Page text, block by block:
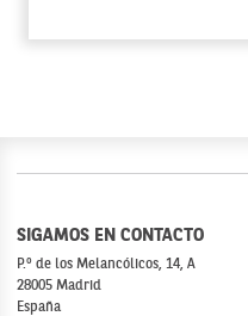
SIGAMOS EN CONTACTO
P.º de los Melancólicos, 14, A
28005 Madrid
España